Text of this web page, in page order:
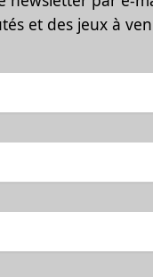
et des jeux à